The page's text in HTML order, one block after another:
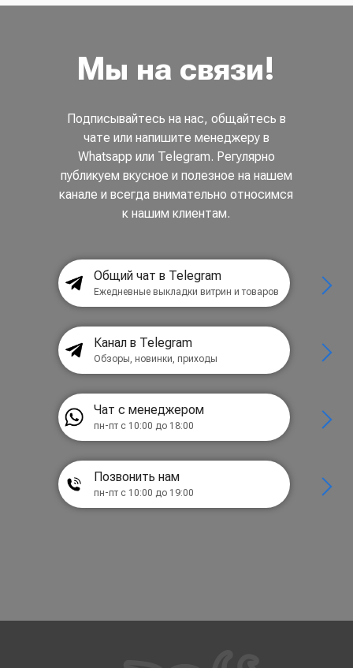
Мы на связи!
Подписывайтесь на нас, общайтесь в
чате или напишите менеджеру в
Whatsapp или Telegram. Регулярно
публикуем вкусное и полезное на нашем
канале и всегда внимательно относимся
к нашим клиентам.
Общий чат в Telegram
Ежедневные выкладки витрин и товаров
Канал в Telegram
Обзоры, новинки, приходы
Чат с менеджером
пн-пт с 10:00 до 18:00
Позвонить нам
пн-пт с 10:00 до 19:00